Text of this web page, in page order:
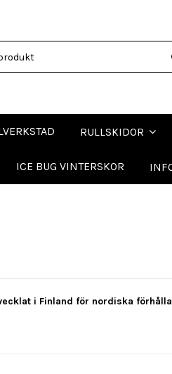
RULLSKIDOR
ICE BUG VINTERSKOR
i Finland för nordiska